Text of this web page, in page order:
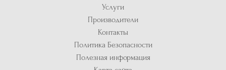
Услуги
Производители
Контакты
Политика Безопасности
Полезная информация